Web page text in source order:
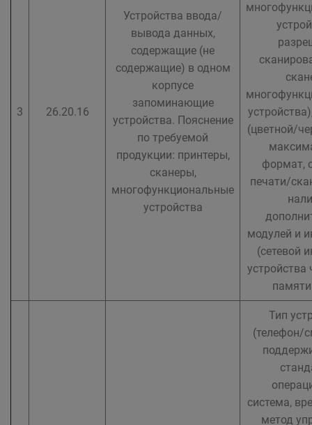
3 26.20.16
Устройства ввода/
вывода данных,
содержащие (не
содержащие) в одном
корпусе
запоминающие
устройства. Пояснение
по требуемой
продукции: принтеры,
сканеры,
многофункциональные
устройства
(цветной/
формат,
печати/
модулей и
(сетевой
устройства
Тип
(телефон/
система,
метод